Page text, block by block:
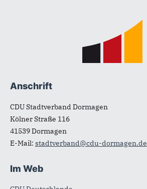
Anschrift
CDU Stadtverband Dormagen
Kölner Straße 116
41539Dormagen
E-Mail: stadtverband@cdu-dormagen.de
Im Web